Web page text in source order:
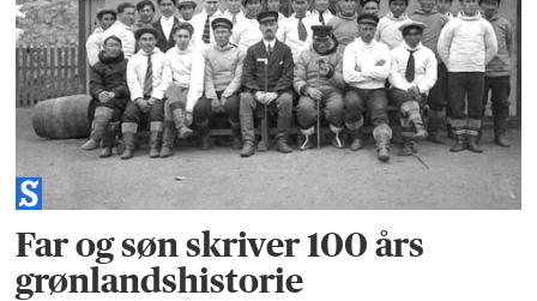
Far og søn skriver 100 års
grønlandshistorie